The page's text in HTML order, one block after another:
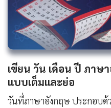
เขียน วัน เดือน ปี ภาษ
แบบเต็มและย่อ
วันที่ภาษาอังกฤษ ประกอบด้